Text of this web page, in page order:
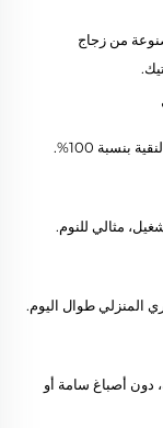
من زجاج
100%.
مثالي للنوم.
المنزلي طوال اليوم.
أصباغ سامة أو